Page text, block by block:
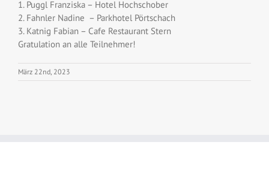
1. Puggl Franziska – Hotel Hochschober
2. Fahnler Nadine – Parkhotel Pörtschach
3. Katnig Fabian – Cafe Restaurant Stern
Gratulation an alle Teilnehmer!
März 22nd, 2023